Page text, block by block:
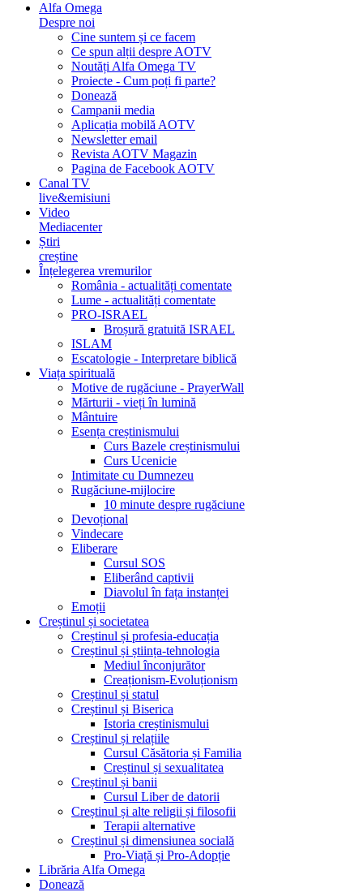
Alfa Omega
Despre noi
Cine suntem și ce facem
Ce spun alții despre AOTV
Noutăți Alfa Omega TV
Proiecte - Cum poți fi parte?
Donează
Campanii media
Aplicația mobilă AOTV
Newsletter email
Revista AOTV Magazin
Pagina de Facebook AOTV
Canal TV
live&emisiuni
Video
Mediacenter
Știri
creștine
Înțelegerea vremurilor
România - actualități comentate
Lume - actualități comentate
PRO-ISRAEL
Broșură gratuită ISRAEL
ISLAM
Escatologie - Interpretare biblică
Viața spirituală
Motive de rugăciune - PrayerWall
Mărturii - vieți în lumină
Mântuire
Esența creștinismului
Curs Bazele creștinismului
Curs Ucenicie
Intimitate cu Dumnezeu
Rugăciune-mijlocire
10 minute despre rugăciune
Devoțional
Vindecare
Eliberare
Cursul SOS
Eliberând captivii
Diavolul în fața instanței
Emoții
Creștinul și societatea
Creștinul și profesia-educația
Creștinul și știința-tehnologia
Mediul înconjurător
Creaționism-Evoluționism
Creștinul și statul
Creștinul și Biserica
Istoria creștinismului
Creștinul și relațiile
Cursul Căsătoria și Familia
Creștinul și sexualitatea
Creștinul și banii
Cursul Liber de datorii
Creștinul și alte religii și filosofii
Terapii alternative
Creștinul și dimensiunea socială
Pro-Viață și Pro-Adopție
Librăria Alfa Omega
Donează